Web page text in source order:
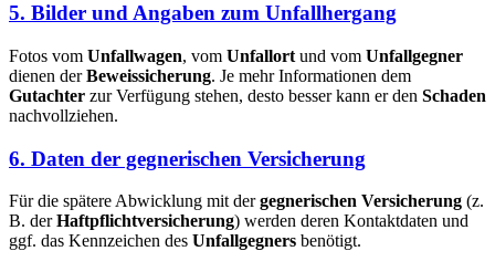
5. Bilder und Angaben zum Unfallhergang
Fotos vom Unfallwagen, vom Unfallort und vom Unfallgegner
dienen derBeweissicherung. Je mehr Informationen dem
Gutachter zur Verfügung stehen, desto besser kann er den Schaden
nachvollziehen.
6. Daten der gegnerischen Versicherung
Für die spätere Abwicklung mit dergegnerischen Versicherung (z.
B. derHaftpflichtversicherung) werden deren Kontaktdaten und
ggf. das Kennzeichen des Unfallgegners benötigt.